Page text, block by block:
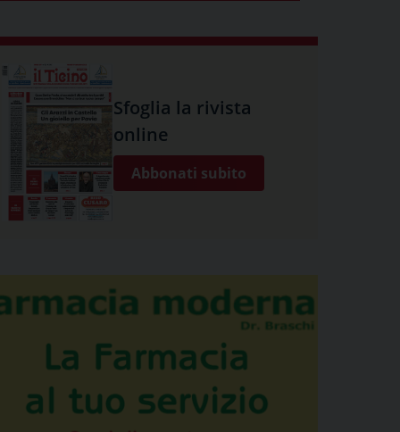
Sfoglia la rivista
online
Abbonati subito